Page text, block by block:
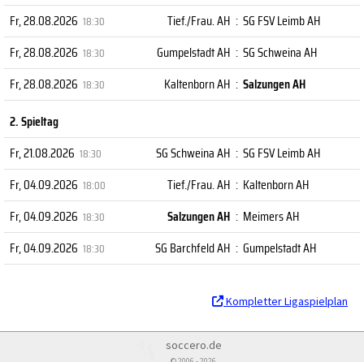
Fr, 28.08.2026 18:30 Tief./Frau. AH : SG FSV Leimb AH
Fr, 28.08.2026 18:30 Gumpelstadt AH : SG Schweina AH
Fr, 28.08.2026 18:30 Kaltenborn AH : Salzungen AH
2. Spieltag
Fr, 21.08.2026 18:30 SG Schweina AH : SG FSV Leimb AH
Fr, 04.09.2026 18:00 Tief./Frau. AH : Kaltenborn AH
Fr, 04.09.2026 18:30 Salzungen AH : Meimers AH
Fr, 04.09.2026 18:30 SG Barchfeld AH : Gumpelstadt AH
Kompletter Ligaspielplan
soccero.de